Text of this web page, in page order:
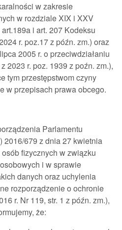
w zakresie
w rozdziale XIX i XXV
i art. 207 Kodeksu
r. poz.17 z późn. zm.) oraz
2005 r. o przeciwdziałaniu
2023 r. poz. 1939 z poźn. zm.),
tym przestępstwom czyny
w przepisach prawa obcego.
Parlamentu
2016/679 z dnia 27 kwietnia
fizycznych w związku
i w sprawie
danych oraz uchylenia
rozporządzenie o ochronie
r. Nr 119, str. 1 z późn. zm.),
że: